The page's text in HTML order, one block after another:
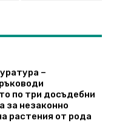
–
по три досъдебни
за незаконно
растения от рода